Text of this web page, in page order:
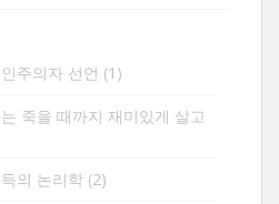
주의자 선언 (1)
죽을 때까지 재미있게 살고
의 논리학(2)